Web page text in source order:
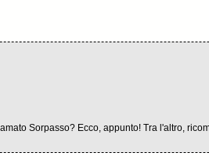
Sorpasso? Ecco, appunto! Tra l'altro,